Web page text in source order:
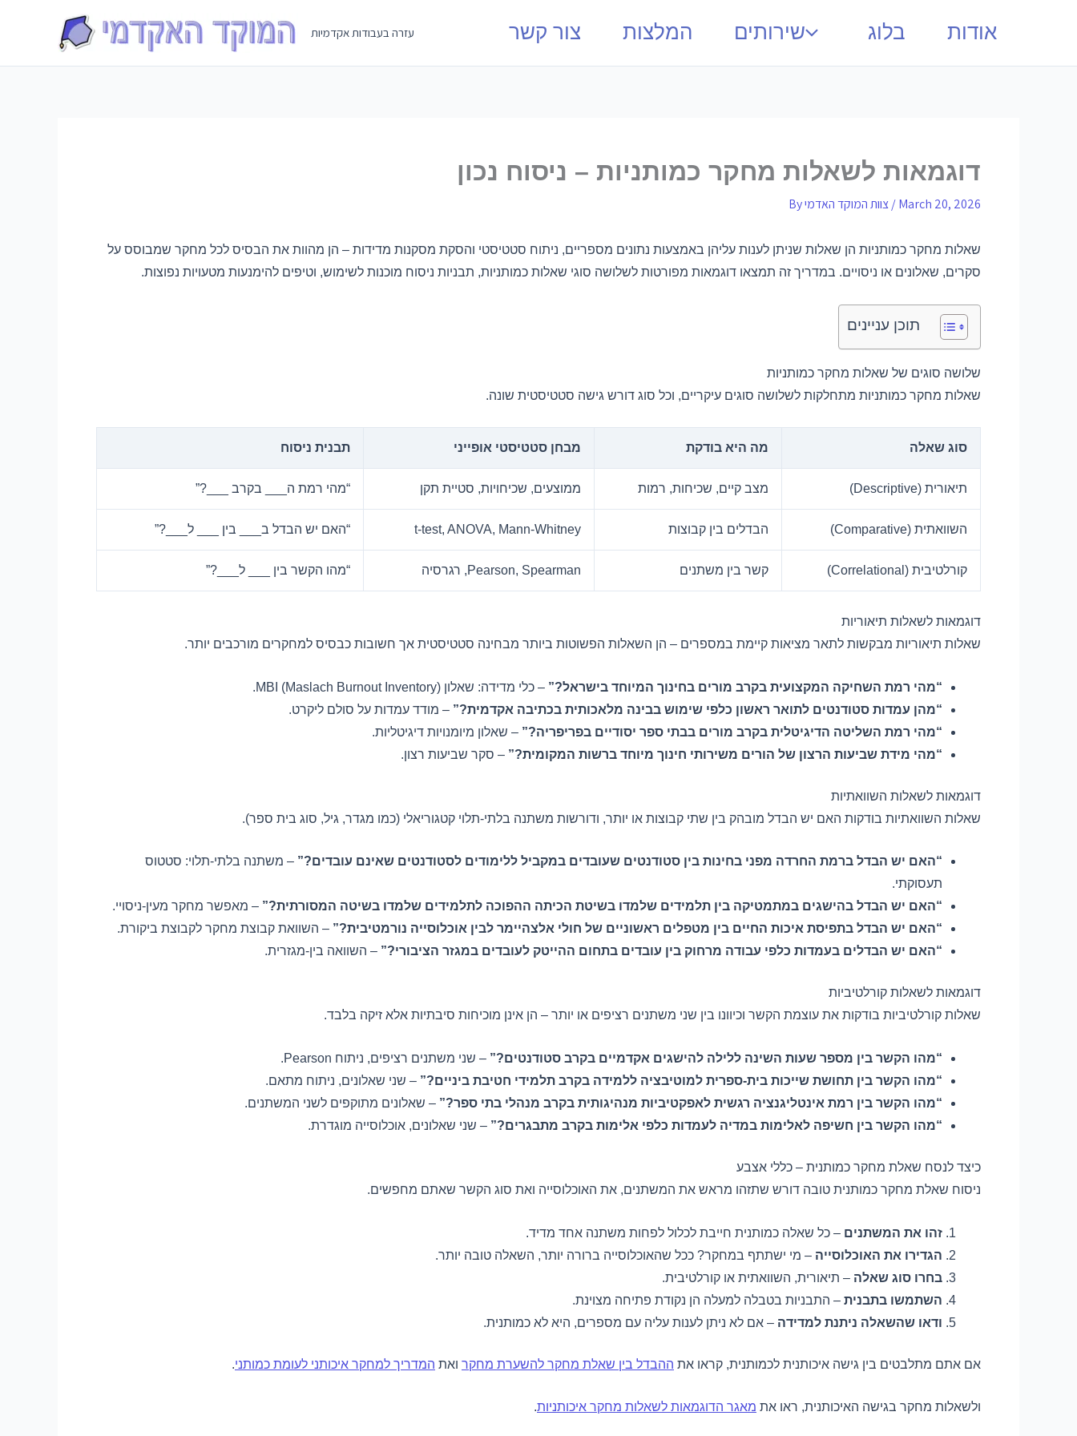
עזרה בעבודות אקדמיות צור קשר המלצות שירותים בלוג אודות
דוגמאות לשאלות מחקר כמותניות – ניסוח נכון
By /March 20, 2026
שאלות מחקר כמותניות הן שאלות שניתן לענות עליהן באמצעות נתונים מספריים, ניתוח סטטיסטי והסקת מסקנות מדידות – הן מהוות את הבסיס לכל מחקר שמבוסס על
סקרים, שאלונים או ניסויים. במדריך זה תמצאו דוגמאות מפורטות לשלושה סוגי שאלות כמותניות, תבניות ניסוח מוכנות לשימוש, וטיפים להימנעות מטעויות נפוצות.
תוכן עניינים
שלושה סוגים של שאלות מחקר כמותניות
שאלות מחקר כמותניות מתחלקות לשלושה סוגים עיקריים, וכל סוג דורש גישה סטטיסטית שונה.
סוג שאלה מה היא בודקת מבחן סטטיסטי אופייני תבנית ניסוח
תיאורית (Descriptive) מצב קיים, שכיחות, רמות ממוצעים, שכיחויות, סטיית תקן “מהי רמת ה___ בקרב ___?”
השוואתית (Comparative) הבדלים בין קבוצות t-test, ANOVA, Mann-Whitney “האם יש הבדל ב___ בין ___ ל___?”
קורלטיבית (Correlational) קשר בין משתנים Pearson, Spearman, רגרסיה “מהו הקשר בין ___ ל___?”
דוגמאות לשאלות תיאוריות
שאלות תיאוריות מבקשות לתאר מציאות קיימת במספרים – הן השאלות הפשוטות ביותר מבחינה סטטיסטית אך חשובות כבסיס למחקרים מורכבים יותר.
“מהי רמת השחיקה המקצועית בקרב מורים בחינוך המיוחד בישראל?” – כלי מדידה: שאלון MBI (Maslach Burnout Inventory).
“מהן עמדות סטודנטים לתואר ראשון כלפי שימוש בבינה מלאכותית בכתיבה אקדמית?” – מודד עמדות על סולם ליקרט.
“מהי רמת השליטה הדיגיטלית בקרב מורים בבתי ספר יסודיים בפריפריה?” – שאלון מיומנויות דיגיטליות.
“מהי מידת שביעות הרצון של הורים משירותי חינוך מיוחד ברשות המקומית?” – סקר שביעות רצון.
דוגמאות לשאלות השוואתיות
שאלות השוואתיות בודקות האם יש הבדל מובהק בין שתי קבוצות או יותר, ודורשות משתנה בלתי-תלוי קטגוריאלי (כמו מגדר, גיל, סוג בית ספר).
“האם יש הבדל ברמת החרדה מפני בחינות בין סטודנטים שעובדים במקביל ללימודים לסטודנטים שאינם עובדים?” – משתנה בלתי-תלוי: סטטוס
תעסוקתי.
“האם יש הבדל בהישגים במתמטיקה בין תלמידים שלמדו בשיטת הכיתה ההפוכה לתלמידים שלמדו בשיטה המסורתית?” – מאפשר מחקר מעין-ניסויי.
“האם יש הבדל בתפיסת איכות החיים בין מטפלים ראשוניים של חולי אלצהיימר לבין אוכלוסייה נורמטיבית?” – השוואת קבוצת מחקר לקבוצת ביקורת.
“האם יש הבדלים בעמדות כלפי עבודה מרחוק בין עובדים בתחום ההייטק לעובדים במגזר הציבורי?” – השוואה בין-מגזרית.
דוגמאות לשאלות קורלטיביות
שאלות קורלטיביות בודקות את עוצמת הקשר וכיוונו בין שני משתנים רציפים או יותר – הן אינן מוכיחות סיבתיות אלא זיקה בלבד.
“מהו הקשר בין מספר שעות השינה ללילה להישגים אקדמיים בקרב סטודנטים?” – שני משתנים רציפים, ניתוח Pearson.
“מהו הקשר בין תחושת שייכות בית-ספרית למוטיבציה ללמידה בקרב תלמידי חטיבת ביניים?” – שני שאלונים, ניתוח מתאם.
“מהו הקשר בין רמת אינטליגנציה רגשית לאפקטיביות מנהיגותית בקרב מנהלי בתי ספר?” – שאלונים מתוקפים לשני המשתנים.
“מהו הקשר בין חשיפה לאלימות במדיה לעמדות כלפי אלימות בקרב מתבגרים?” – שני שאלונים, אוכלוסייה מוגדרת.
כיצד לנסח שאלת מחקר כמותנית – כללי אצבע
ניסוח שאלת מחקר כמותנית טובה דורש שתזהו מראש את המשתנים, את האוכלוסייה ואת סוג הקשר שאתם מחפשים.
זהו את המשתנים – כל שאלה כמותנית חייבת לכלול לפחות משתנה אחד מדיד.
הגדירו את האוכלוסייה – מי ישתתף במחקר? ככל שהאוכלוסייה ברורה יותר, השאלה טובה יותר.
בחרו סוג שאלה – תיאורית, השוואתית או קורלטיבית.
השתמשו בתבנית – התבניות בטבלה למעלה הן נקודת פתיחה מצוינת.
ודאו שהשאלה ניתנת למדידה – אם לא ניתן לענות עליה עם מספרים, היא לא כמותנית.
אם אתם מתלבטים בין גישה איכותנית לכמותנית, קראו את ההבדל בין שאלת מחקר להשערת מחקר ואת המדריך למחקר איכותני לעומת כמותני.
ולשאלות מחקר בגישה האיכותנית, ראו את מאגר הדוגמאות לשאלות מחקר איכותניות.